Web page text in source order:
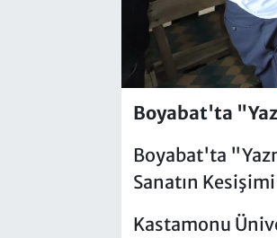
Boyabat'ta
Boyabat'ta
Sanatın
Kastamonu